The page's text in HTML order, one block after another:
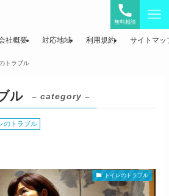
無料相談
社概要 対応地域 利用規約 サイトマッ
トラブル
ル – category –
のトラブル
トイレのトラブル